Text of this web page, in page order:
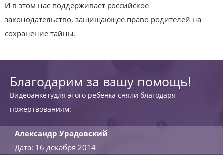
И в этом нас поддерживает российское
законодательство, защищающее право родителей на
сохранение тайны.
Благодарим за вашу помощь!
Видеоанкетудля этого ребенка сняли благодаря
пожертвованиям:
Александр Урадовский
Дата: 16 декабря 2014